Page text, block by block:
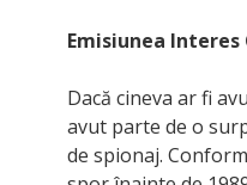
Emisiunea Interes
Dacă cineva ar fi
avut parte de o
de spionaj.